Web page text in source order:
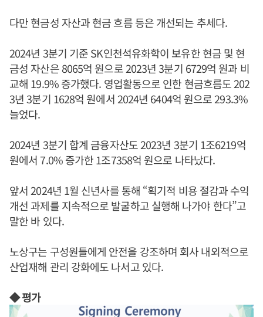
다만 현금성 자산과 현금 흐름 등은 개선되는 추세다.
2024년 3분기 기준 SK인천석유화학이 보유한 현금 및 현
금성 자산은 8065억 원으로 2023년 3분기 6729억 원과 비
교해 19.9% 증가했다. 영업활동으로 인한 현금흐름도 202
3년 3분기 1628억 원에서 2024년 6404억 원으로 293.3%
늘었다.
2024년 3분기 합계 금융자산도 2023년 3분기 1조6219억
원에서 7.0% 증가한 1조7358억 원으로 나타났다.
앞서 2024년 1월 신년사를 통해 “획기적 비용 절감과 수익
개선 과제를 지속적으로 발굴하고 실행해 나가야 한다”고
말한 바 있다.
노상구는 구성원들에게 안전을 강조하며 회사 내외적으로
산업재해 관리 강화에도 나서고 있다.
◆ 평가